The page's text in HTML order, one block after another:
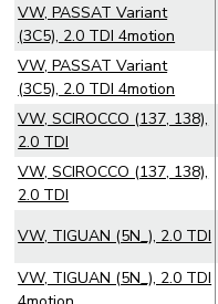
VW, PASSAT Variant
(3C5), 2.0 TDI 4motion
VW, PASSAT Variant
(3C5), 2.0 TDI 4motion
VW, SCIROCCO (137, 138),
2.0 TDI
VW, SCIROCCO (137, 138),
2.0 TDI
VW, TIGUAN (5N_), 2.0 TDI
VW, TIGUAN (5N_), 2.0 TDI